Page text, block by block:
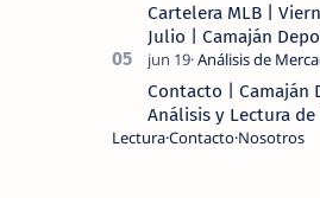
Cartelera MLB |
Julio | Camaján
Contacto | Camaján
Análisis y Lectura de
LecturaContacto Nosotros